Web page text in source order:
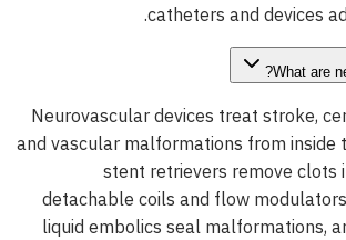
catheters and devices
What are
Neurovascular devices treat stroke,
and vascular malformations from inside
stent retrievers remove clots
detachable coils and flow
liquid embolics seal malformations,